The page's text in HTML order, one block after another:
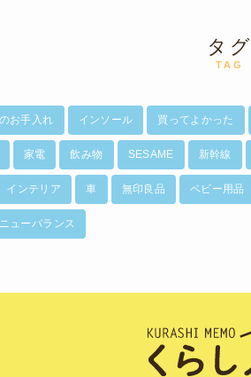
タグ
TAG
お手入れ インソール 買ってよかった
家電 飲み物 SESAME 新幹線
インテリア 車 無印良品 ベビー用品
ニューバランス